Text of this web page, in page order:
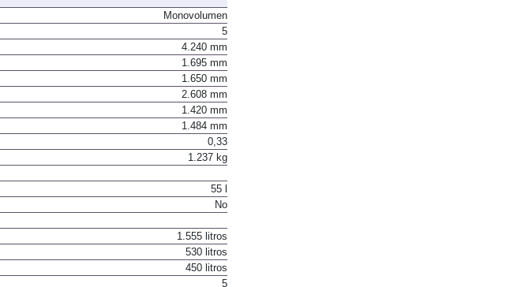
Monovolumen
5
4.240 mm
1.695 mm
1.650 mm
2.608 mm
1.420 mm
1.484 mm
0,33
1.237 kg
55 l
No
1.555 litros
530 litros
450 litros
5